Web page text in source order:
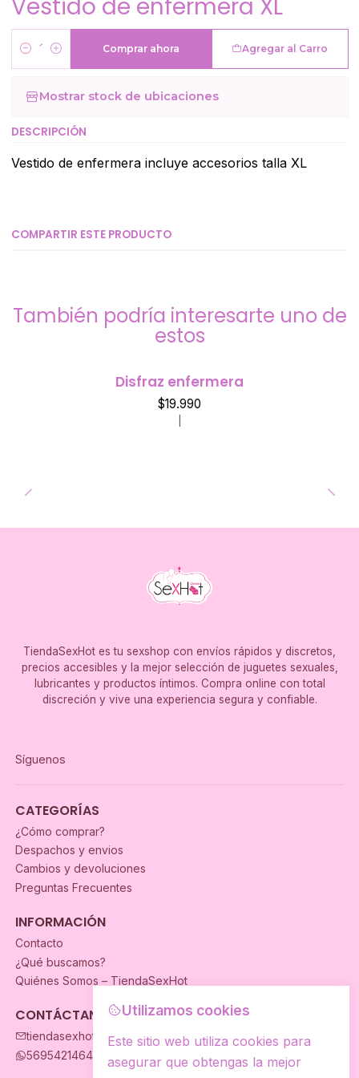
Vestido de enfermera XL
Cantidad
Agregar al Carro
Comprar ahora
Mostrar stock de ubicaciones
DESCRIPCIÓN
Vestido de enfermera incluye accesorios talla XL
COMPARTIR ESTE PRODUCTO
También podría interesarte uno de
estos
Disfraz enfermera
$19.990
TiendaSexHot es tu sexshop con envíos rápidos y discretos,
precios accesibles y la mejor selección de juguetes sexuales,
lubricantes y productos íntimos. Compra online con total
discreción y vive una experiencia segura y confiable.
Síguenos
CATEGORÍAS
¿Cómo comprar?
Despachos y envios
Cambios y devoluciones
Preguntas Frecuentes
INFORMACIÓN
Contacto
¿Qué buscamos?
Quiénes Somos – TiendaSexHot
CONTÁCTANOS
tiendasexhot@gmail.com
56954214649
Utilizamos cookies
Este sitio web utiliza cookies para
asegurar que obtengas la mejor